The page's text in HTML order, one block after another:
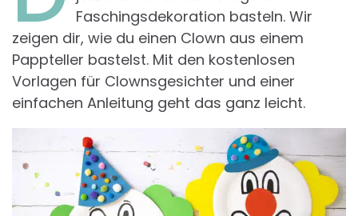
Faschingsdekoration basteln. Wir
zeigen dir, wie du einen Clown aus einem
Pappteller bastelst. Mit den kostenlosen
Vorlagen für Clownsgesichter und einer
einfachen Anleitung geht das ganz leicht.